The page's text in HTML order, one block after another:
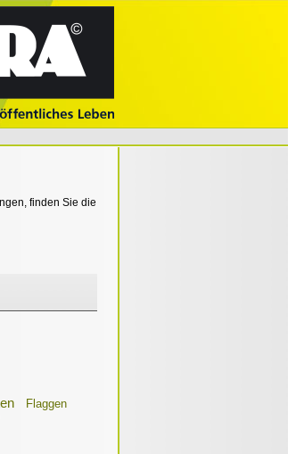
finden Sie die
Flaggen